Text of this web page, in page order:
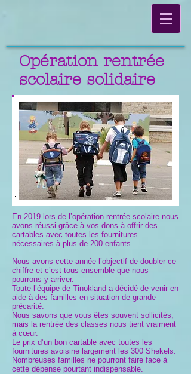
Opération rentrée
scolaire solidaire
En 2019 lors de l’opération rentrée scolaire nous
avons réussi grâce à vos dons à offrir des
cartables avec toutes les fournitures
nécessaires à plus de 200 enfants.
Nous avons cette année l’objectif de doubler ce
chiffre et c’est tous ensemble que nous
pourrons y arriver.
Toute l’équipe de Tinokland a décidé de venir en
aide à des familles en situation de grande
précarité.
Nous savons que vous êtes souvent sollicités,
mais la rentrée des classes nous tient vraiment
à cœur.
Le prix d’un bon cartable avec toutes les
fournitures avoisine largement les 300 Shekels.
Nombreuses familles ne pourront faire face à
cette dépense pourtant indispensable.